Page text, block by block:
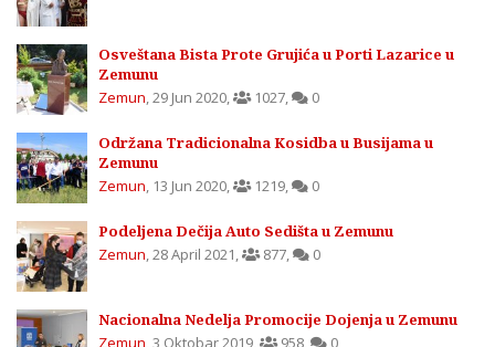
Osveštana Bista Prote Grujića u Porti Lazarice u
Zemunu
Zemun,29 Jun 2020, 1027, 0
Održana Tradicionalna Kosidba u Busijama u
Zemunu
Zemun, 13 Jun 2020, 1219, 0
Podeljena Dečija Auto Sedišta u Zemunu
Zemun,28 April 2021, 877, 0
Nacionalna Nedelja Promocije Dojenja u Zemunu